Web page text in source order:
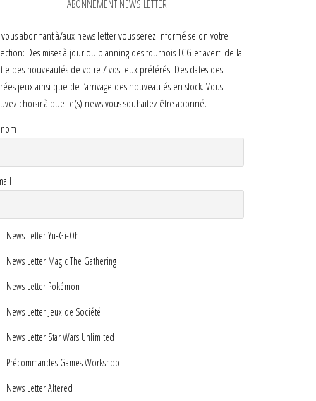
ABONNEMENT NEWS LETTER
abonnant à/aux news letter vous serez informé selon votre
Des mises à jour du planning des tournois TCG et averti de la
des nouveautés de votre / vos jeux préférés. Des dates des
jeux ainsi que de l’arrivage des nouveautés en stock. Vous
choisir à quelle(s) news vous souhaitez être abonné.
News Letter Yu-Gi-Oh!
News Letter Magic The Gathering
News Letter Pokémon
News Letter Jeux de Société
News Letter Star Wars Unlimited
Précommandes Games Workshop
News Letter Altered